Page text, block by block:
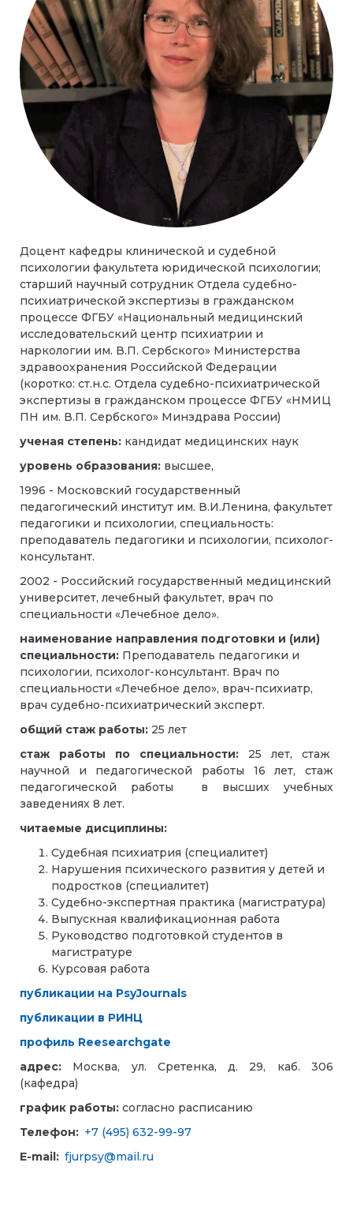
Доцент кафедры клинической и судебной
психологии факультета юридической психологии;
старший научный сотрудник Отдела судебно-
психиатрической экспертизы в гражданском
процессе ФГБУ «Национальный медицинский
исследовательский центр психиатрии и
наркологии им. В.П. Сербского» Министерства
здравоохранения Российской Федерации
(коротко: ст.н.с. Отдела судебно-психиатрической
экспертизы в гражданском процессе ФГБУ «НМИЦ
ПН им. В.П. Сербского» Минздрава России)
ученая степень: кандидат медицинских наук
уровень образования: высшее,
1996 - Московский государственный
педагогический институт им. В.И.Ленина, факультет
педагогики и психологии, специальность:
преподаватель педагогики и психологии, психолог-
консультант.
2002 - Российский государственный медицинский
университет, лечебный факультет, врач по
специальности «Лечебное дело».
наименование направления подготовки и (или)
специальности: Преподаватель педагогики и
психологии, психолог-консультант. Врач по
специальности «Лечебное дело», врач-психиатр,
врач судебно-психиатрический эксперт.
общий стаж работы: 25 лет
стаж работы по специальности: 25 лет, стаж
научной и педагогической работы 16 лет, стаж
педагогической работы в высших учебных
заведениях 8 лет.
читаемые дисциплины:
Судебная психиатрия (специалитет)
Нарушения психического развития у детей и
подростков (специалитет)
Судебно-экспертная практика (магистратура)
Выпускная квалификационная работа
Руководство подготовкой студентов в
магистратуре
Курсовая работа
публикации на PsyJournals
публикации в РИНЦ
профиль Reesearchgate
адрес: Москва, ул. Сретенка, д. 29, каб. 306
(кафедра)
график работы: согласно расписанию
Телефон: +7 (495) 632-99-97
E-mail: fjurpsy@mail.ru